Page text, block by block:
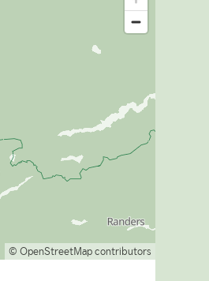
© OpenStreetMap contributors